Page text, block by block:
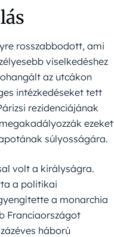
rosszabbodott, ami
viselkedéshez
az utcákon
intézkedéseket tett
rezidenciájának
ezeket
súlyosságára.
volt a királyságra.
a politikai
a monarchia
Franciaországot
háború